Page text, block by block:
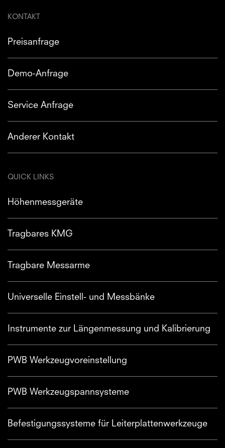
KONTAKT
Preisanfrage
Demo-Anfrage
Service Anfrage
Anderer Kontakt
QUICK LINKS
Höhenmessgeräte
Tragbares KMG
Tragbare Messarme
Universelle Einstell- und Messbänke
Instrumente zur Längenmessung und Kalibrierung
PWB Werkzeugvoreinstellung
PWB Werkzeugspannsysteme
Befestigungssysteme für Leiterplattenwerkzeuge